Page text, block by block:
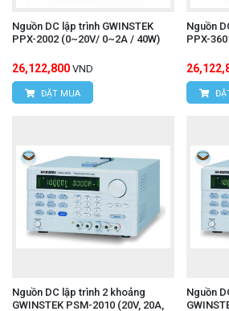
Nguồn DC lập trình GWINSTEK
PPX-2002 (0~20V/ 0~2A / 40W)
26,122,800 VND
ĐẶT MUA
Nguồn
PPX-
Nguồn DC lập trình 2 khoảng
GWINSTEK PSM-2010 (20V, 20A,
Nguồn